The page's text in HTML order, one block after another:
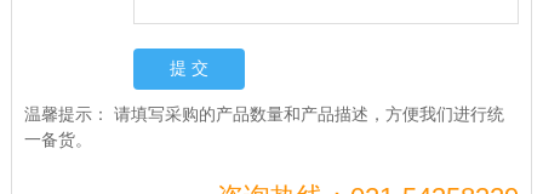
温馨提示： 请填写采购的产品数量和产品描述，方便我们进行统
一备货。